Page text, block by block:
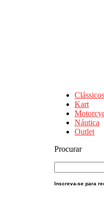
Clássicos
Kart
Náutica
Outlet
Procurar
Inscreva-se para